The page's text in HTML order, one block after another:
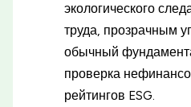
экологического
труда, прозрачным
обычный
проверка
рейтингов ESG.